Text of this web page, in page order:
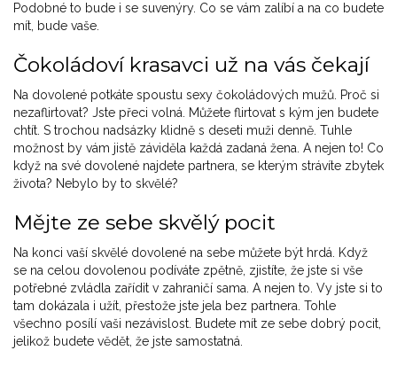
Podobné to bude i se suvenýry. Co se vám zalíbí a na co budete
mít, bude vaše.
Čokoládoví krasavci už na vás čekají
Na dovolené potkáte spoustu sexy čokoládových mužů. Proč si
nezaflirtovat? Jste přeci volná. Můžete flirtovat s kým jen budete
chtít. S trochou nadsázky klidně s deseti muži denně. Tuhle
možnost by vám jistě záviděla každá zadaná žena. A nejen to! Co
když na své dovolené najdete partnera, se kterým strávíte zbytek
života? Nebylo by to skvělé?
Mějte ze sebe skvělý pocit
Na konci vaší skvělé dovolené na sebe můžete být hrdá. Když
se na celou dovolenou podíváte zpětně, zjistíte, že jste si vše
potřebné zvládla zařídit v zahraničí sama. A nejen to. Vy jste si to
tam dokázala i užít, přestože jste jela bez partnera. Tohle
všechno posílí vaši nezávislost. Budete mít ze sebe dobrý pocit,
jelikož budete vědět, že jste samostatná.